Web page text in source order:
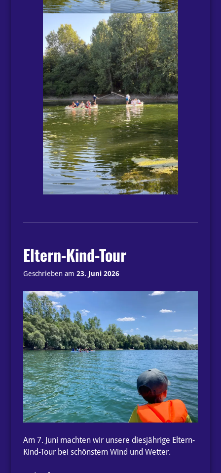
Eltern-Kind-Tour
Geschrieben am 23. Juni 2026
Am 7. Juni machten wir unsere diesjährige Eltern-
Kind-Tour bei schönstem Wind und Wetter.